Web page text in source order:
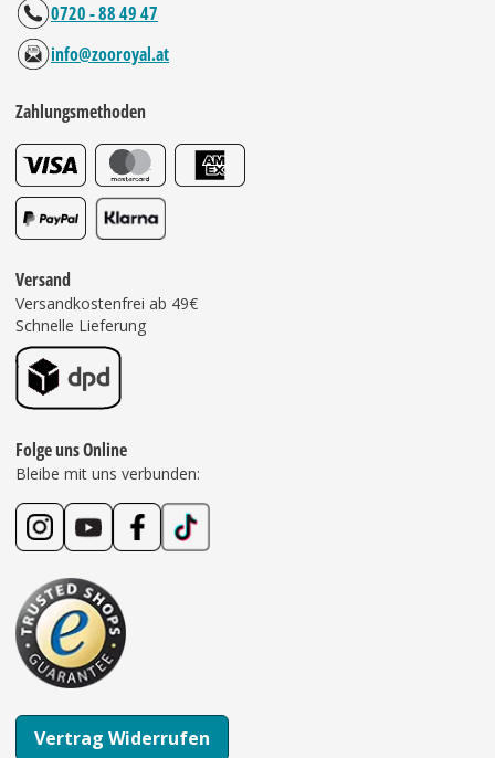
0720 - 88 49 47
info@zooroyal.at
Zahlungsmethoden
Versand
Versandkostenfrei ab 49€
Schnelle Lieferung
Folge uns Online
Bleibe mit uns verbunden:
Vertrag Widerrufen